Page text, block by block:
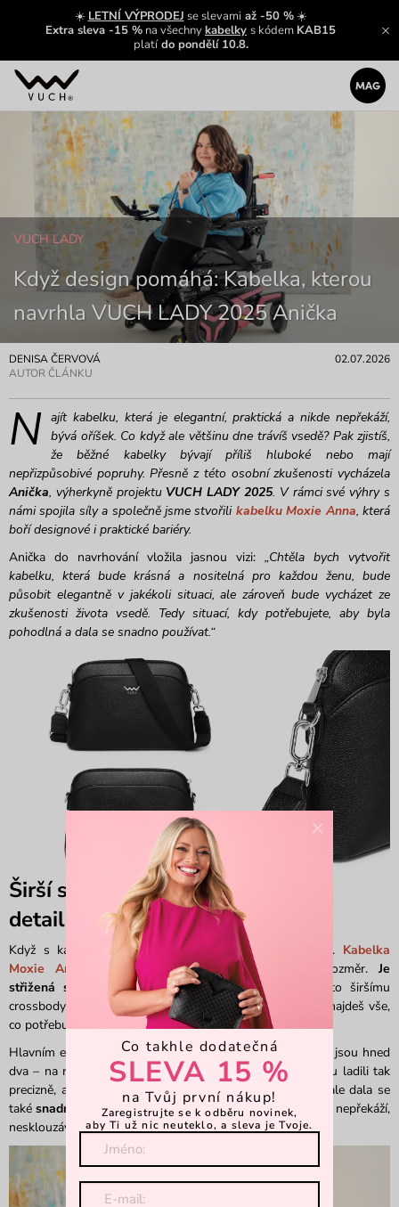
☀️ LETNÍ VÝPRODEJ se slevamiaž -50 %☀️
Extra sleva -15 % na všechnykabelky s kódem KAB15
platído pondělí 10.8.
VUCH LADY
Když design pomáhá: Kabelka, kterou
navrhla VUCH LADY 2025 Anička
02.07.2026
DENISA ČERVOVÁ
AUTOR ČLÁNKU
N ajít kabelku, která je elegantní, praktická a nikde nepřekáží,
bývá oříšek. Co když ale většinu dne trávíš vsedě? Pak zjistíš,
že běžné kabelky bývají příliš hluboké nebo mají
nepřizpůsobivé popruhy. Přesně z této osobní zkušenosti vycházela
Anička, výherkyně projektu VUCH LADY 2025. V rámci své výhry s
námi spojila síly a společně jsme stvořili kabelku Moxie Anna, která
boří designové i praktické bariéry.
Anička do navrhování vložila jasnou vizi: „Chtěla bych vytvořit
kabelku, která bude krásná a nositelná pro každou ženu, bude
působit elegantně v jakékoli situaci, ale zároveň bude vycházet ze
zkušenosti života vsedě. Tedy situací, kdy potřebujete, aby byla
pohodlná a dala se snadno používat.“
Širší střih a popruhy vyladěné do
detailu
Když s kabelkou sedíš, její přístupnost se úplně mění. Kabelka
Moxie Anna
proto dostala speciálně uzpůsobený rozměr.Je
střižená spíše do šířky než do hloubky. Díky tomuto širšímu
crossbody tvaru v ní okamžitě a bez dlouhého štrachání najdeš vše,
co potřebuješ.
Hlavním esem v rukávu jsou ale popruhy. Součástí balení jsou hned
dva – na rameno a crossbody. Jejich délku jsme s Aničkou ladili tak
precizně, aby kabelka nejen perfektně seděla na rameni, ale dala se
takésnadno a pohodlně zavěsit na invalidní vozík . Nikde nepřekáží,
nesklouzává a drží na svém místě.
×
Co takhle dodatečná
SLEVA 15 %
na Tvůj první nákup!
Zaregistrujte se k odběru novinek,
aby Ti už nic neuteklo, a sleva je Tvoje.